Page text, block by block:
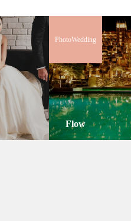
Flow
PhotoWedding